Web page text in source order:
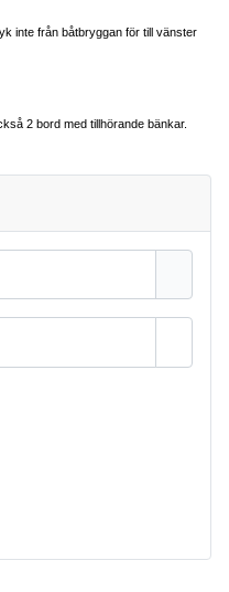
inte från båtbryggan för till vänster
2 bord med tillhörande bänkar.